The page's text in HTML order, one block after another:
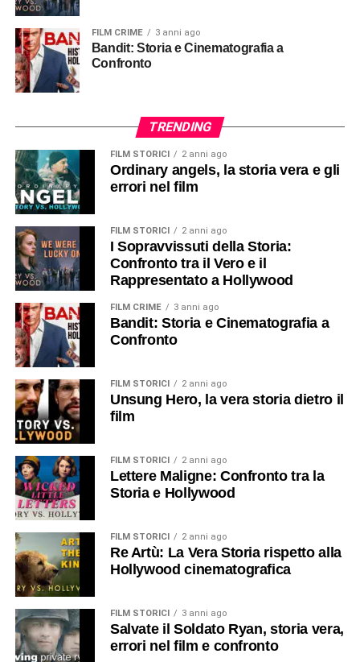
FILM CRIME 3 anni ago
Bandit: Storia e Cinematografia a
Confronto
TRENDING
FILM STORICI 2 anni ago
Ordinary angels, la storia vera e gli
errori nel film
FILM STORICI 2 anni ago
I Sopravvissuti della Storia:
Confronto tra il Vero e il
Rappresentato a Hollywood
FILM CRIME 3 anni ago
Bandit: Storia e Cinematografia a
Confronto
FILM STORICI 2 anni ago
Unsung Hero, la vera storia dietro il
film
FILM STORICI 2 anni ago
Lettere Maligne: Confronto tra la
Storia e Hollywood
FILM STORICI 2 anni ago
Re Artù: La Vera Storia rispetto alla
Hollywood cinematografica
FILM STORICI 3 anni ago
Salvate il Soldato Ryan, storia vera,
errori nel film e confronto